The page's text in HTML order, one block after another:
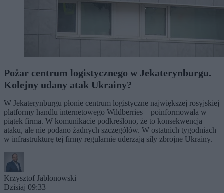
Pożar centrum logistycznego w Jekaterynburgu.
Kolejny udany atak Ukrainy?
W Jekaterynburgu płonie centrum logistyczne największej rosyjskiej
platformy handlu internetowego Wildberries – poinformowała w
piątek firma. W komunikacie podkreślono, że to konsekwencja
ataku, ale nie podano żadnych szczegółów. W ostatnich tygodniach
w infrastrukturę tej firmy regularnie uderzają siły zbrojne Ukrainy.
Krzysztof Jabłonowski
Dzisiaj 09:33